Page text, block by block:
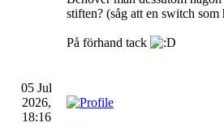
stiften? (såg att en switch
På förhand tack
05 Jul
2026,
18:16